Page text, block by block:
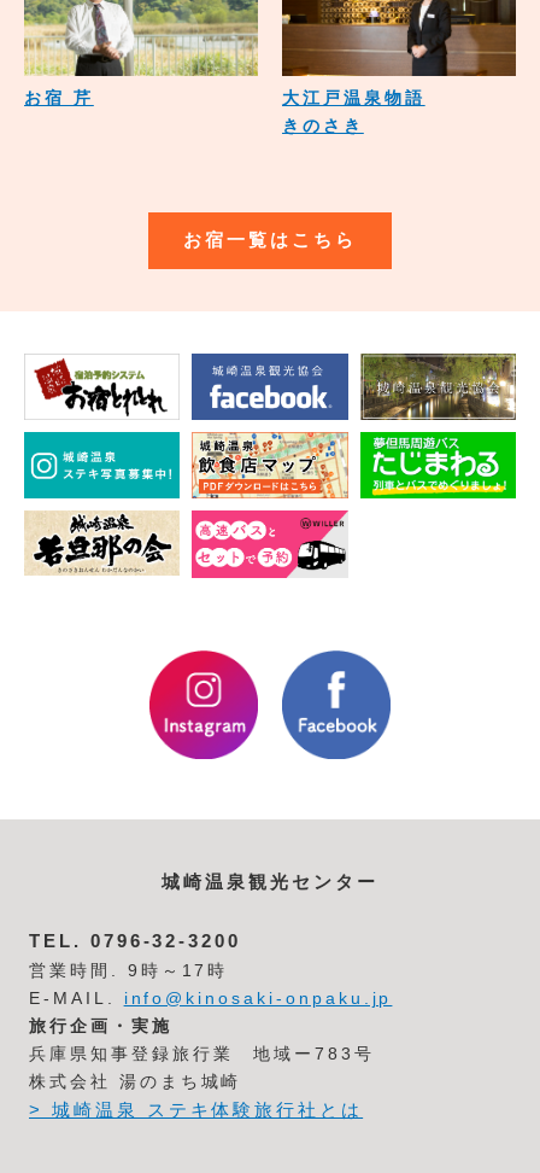
お宿 芹
大江戸温泉物語
きのさき
お宿一覧はこちら
城崎温泉観光センター
TEL. 0796-32-3200
営業時間. 9時～17時
E-MAIL. info@kinosaki-onpaku.jp
旅行企画・実施
兵庫県知事登録旅行業 地域ー783号
株式会社 湯のまち城崎
> 城崎温泉 ステキ体験旅行社とは